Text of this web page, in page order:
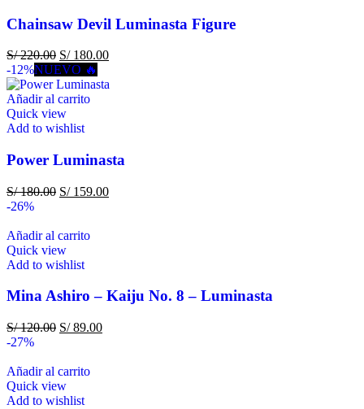
Chainsaw Devil Luminasta Figure
S/220.00 S/180.00
-12%NUEVO 🔥
Añadir al carrito
Quick view
Add to wishlist
Power Luminasta
S/180.00 S/159.00
-26%
Añadir al carrito
Quick view
Add to wishlist
Mina Ashiro – Kaiju No. 8 – Luminasta
S/120.00 S/89.00
-27%
Añadir al carrito
Quick view
Add to wishlist